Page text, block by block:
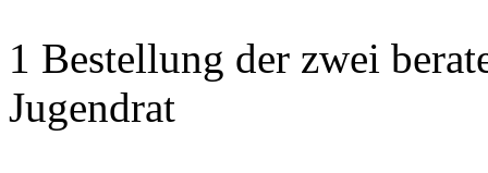
1 Bestellung der zwei
Jugendrat